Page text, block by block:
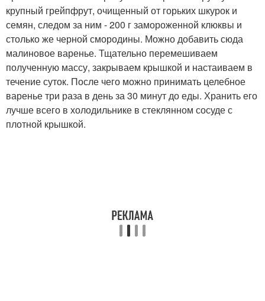
крупный грейпфрут, очищенный от горьких шкурок и
семян, следом за ним - 200 г замороженной клюквы и
столько же черной смородины. Можно добавить сюда
малиновое варенье. Тщательно перемешиваем
полученную массу, закрываем крышкой и настаиваем в
течение суток. После чего можно принимать целебное
варенье три раза в день за 30 минут до еды. Хранить его
лучше всего в холодильнике в стеклянном сосуде с
плотной крышкой.